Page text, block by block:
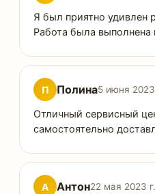
Я был приятно удивлен
Работа была выполнена
П Полина5 июня 2023
Отличный сервисный
самостоятельно
А Антон22 мая 2023 г.